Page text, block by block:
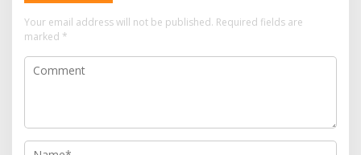
Your email address will not be published. Required fields are
marked *